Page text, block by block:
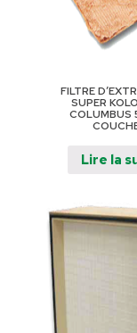
FILTRE
SUPER
COLUMBUS
Lire la